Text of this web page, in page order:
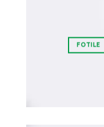
FOTILE